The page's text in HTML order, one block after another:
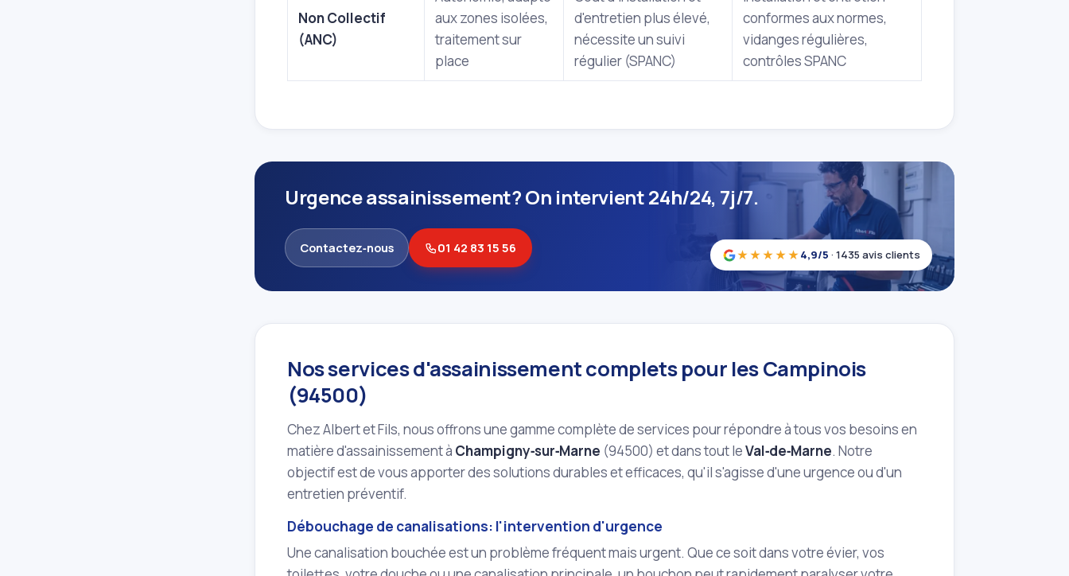
Non Collectif
(ANC)
aux zones isolées,
traitement sur
place
d'entretien plus élevé,
nécessite un suivi
régulier (SPANC)
conformes aux normes,
vidanges régulières,
contrôles SPANC
★★★★★4,9/5 · 1435 avis clients
Urgence assainissement? On intervient 24h/24, 7j/7.
Contactez‑nous 01 42 83 15 56
Nos services d'assainissement complets pour les Campinois
(94500)
Chez Albert et Fils, nous offrons une gamme complète de services pour répondre à tous vos besoins en
matière d'assainissement à Champigny‑sur‑Marne (94500) et dans tout leVal‑de‑Marne. Notre
objectif est de vous apporter des solutions durables et efficaces, qu'il s'agisse d'une urgence ou d'un
entretien préventif.
Débouchage de canalisations: l'intervention d'urgence
Une canalisation bouchée est un problème fréquent mais urgent. Que ce soit dans votre évier, vos